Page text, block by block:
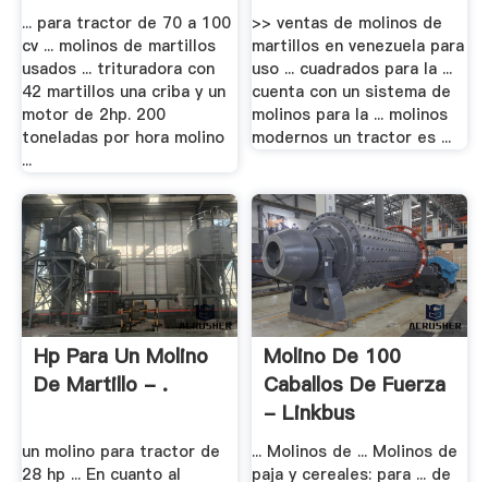
... para tractor de 70 a 100
cv ... molinos de martillos
usados ... trituradora con
42 martillos una criba y un
motor de 2hp. 200
toneladas por hora molino
...
>> ventas de molinos de
martillos en venezuela para
uso ... cuadrados para la ...
cuenta con un sistema de
molinos para la ... molinos
modernos un tractor es ...
Hp Para Un Molino
De Martillo - .
un molino para tractor de
28 hp ... En cuanto al
Molino De 100
Caballos De Fuerza
- Linkbus
... Molinos de ... Molinos de
paja y cereales: para ... de